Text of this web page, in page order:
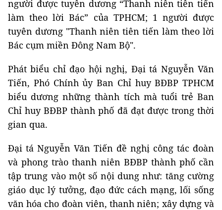
người được tuyên dương “Thanh niên tiên tiến
làm theo lời Bác” của TPHCM; 1 người được
tuyên dương "Thanh niên tiên tiến làm theo lời
Bác cụm miền Đông Nam Bộ".
Phát biểu chỉ đạo hội nghị, Đại tá Nguyễn Văn
Tiến, Phó Chính ủy Ban Chỉ huy BĐBP TPHCM
biểu dương những thành tích mà tuổi trẻ Ban
Chỉ huy BĐBP thành phố đã đạt được trong thời
gian qua.
Đại tá Nguyễn Văn Tiến đề nghị công tác đoàn
và phong trào thanh niên BĐBP thành phố cần
tập trung vào một số nội dung như: tăng cường
giáo dục lý tưởng, đạo đức cách mạng, lối sống
văn hóa cho đoàn viên, thanh niên; xây dựng và